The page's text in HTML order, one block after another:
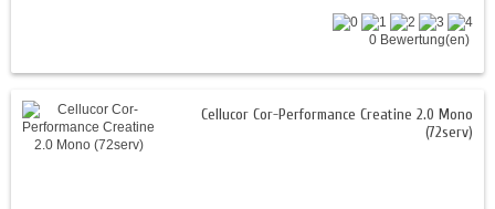
0 Bewertung(en)
Cellucor Cor-Performance Creatine 2.0 Mono
(72serv)